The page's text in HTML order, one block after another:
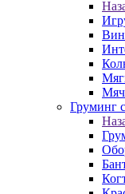
Груминг